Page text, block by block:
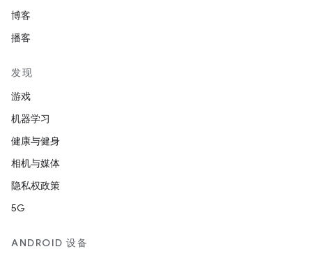
博客
播客
发现
游戏
机器学习
健康与健身
相机与媒体
隐私权政策
5G
ANDROID 设备